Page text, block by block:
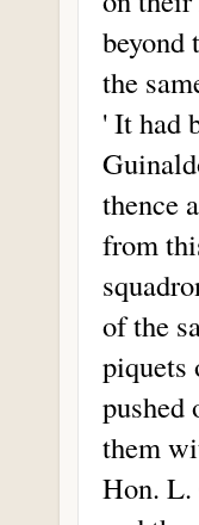
beyond
the
' It had
thence
from
of the
piquets
pushed
them
Hon. L.